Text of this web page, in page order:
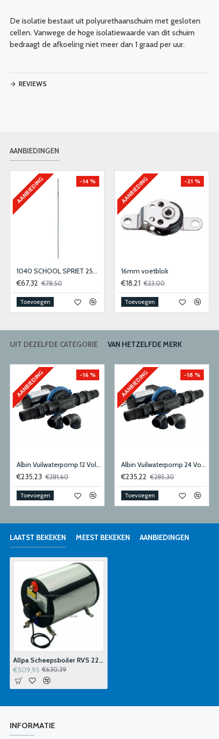
De isolatie bestaat uit polyurethaanschuim met gesloten
cellen. Vanwege de hoge isolatiewaarde van dit schuim
bedraagt de afkoeling niet meer dan 1 graad per uur.
REVIEWS
AANBIEDINGEN
AANBIEDING -14 %
1040 SCHOOL SPRIET 25MM
€67,32 €78,50
Toevoegen
AANBIEDING -21 %
16mm voetblok
€18,21 €23,00
Toevoegen
UIT DEZELFDE CATEGORIE VAN HETZELFDE MERK
AANBIEDING -16 %
Albin Vuilwaterpomp 12 Volt 28 Liter
€235,23 €281,60
Toevoegen
AANBIEDING -18 %
Albin Vuilwaterpomp 24 Volt 28 Liter
€235,22 €285,30
Toevoegen
LAATST BEKEKEN MEEST BEKEKEN AANBIEDINGEN
Allpa Scheepsboiler RVS 22 Liter 800 Watt
€509,95 €630,39
INFORMATIE